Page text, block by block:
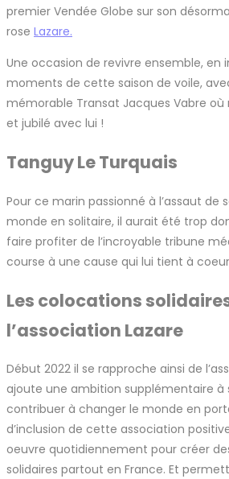
premier Vendée Globe sur son
rose Lazare.
Une occasion de revivre ensemble, en
moments de cette saison de voile,
mémorable Transat Jacques Vabre
et jubilé avec lui !
Tanguy Le Turquais
Pour ce marin passionné à l’assaut de
monde en solitaire, il aurait été trop
faire profiter de l’incroyable tribune
course à une cause qui lui tient à
Les colocations
l’association Lazare
Début 2022 il se rapproche ainsi de
ajoute une ambition supplémentaire à
contribuer à changer le monde en
d’inclusion de cette association
oeuvre quotidiennement pour créer
solidaires partout en France. Et